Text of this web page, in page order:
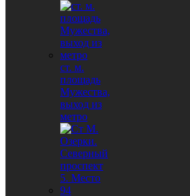
ст. м.
площадь
Мужества,
выход из
метро